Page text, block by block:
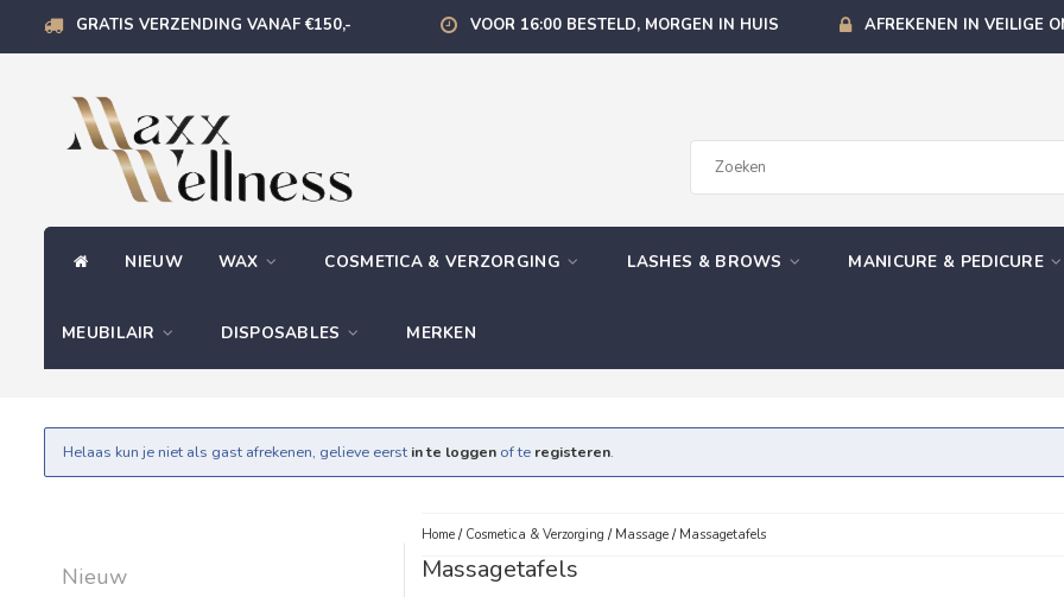
GRATIS VERZENDING VANAF €150,- VOOR 16:00 BESTELD, MORGEN IN HUIS AFREKENEN IN VEILIGE
NIEUW WAX COSMETICA & VERZORGING LASHES & BROWS MANICURE & PEDICURE
MEUBILAIR DISPOSABLES MERKEN
Helaas kun je niet als gast afrekenen, gelieve eerst in te loggen of te registeren.
Nieuw
Home/ Cosmetica & Verzorging / Massage/ Massagetafels
Massagetafels